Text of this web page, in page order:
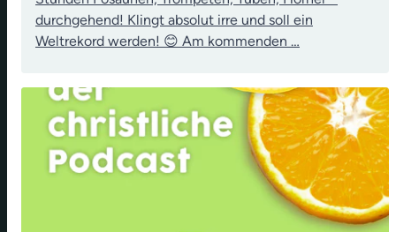
durchgehend! Klingt absolut irre und soll ein
Weltrekord werden! 😊 Am kommenden …